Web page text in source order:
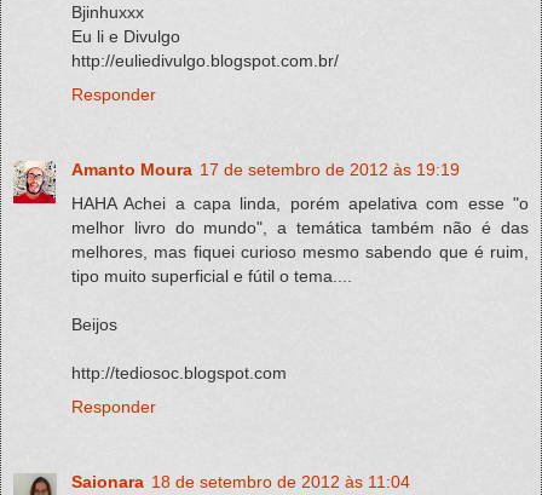
Bjinhuxxx
Eu li e Divulgo
http://euliedivulgo.blogspot.com.br/
Responder
Amanto Moura 17 de setembro de 2012 às 19:19
HAHA Achei a capa linda, porém apelativa com esse "o
melhor livro do mundo", a temática também não é das
melhores, mas fiquei curioso mesmo sabendo que é ruim,
tipo muito superficial e fútil o tema....
Beijos
http://tediosoc.blogspot.com
Responder
Saionara 18 de setembro de 2012 às 11:04